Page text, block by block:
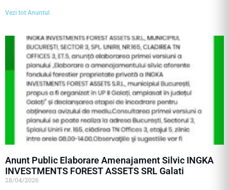
Vezi tot Anuntul
Anunt Public Elaborare Amenajament Silvic INGKA
INVESTMENTS FOREST ASSETS SRL Galati
28/04/2026